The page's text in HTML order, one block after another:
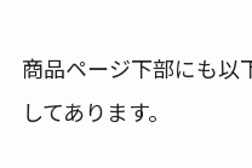
商品ページ下部にも以
してあります。